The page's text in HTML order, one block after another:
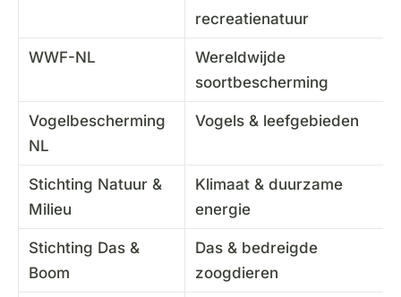
recreatienatuur
WWF-NL
Wereldwijde
soortbescherming
Vogelbescherming
NL
Vogels & leefgebieden
Stichting Natuur &
Milieu
Klimaat & duurzame
energie
Stichting Das &
Boom
Das & bedreigde
zoogdieren